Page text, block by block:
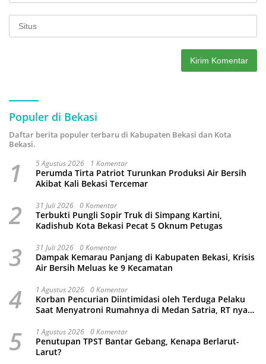
Populer di Bekasi
Daftar berita populer terbaru di Kabupaten Bekasi dan Kota
Bekasi.
1 5 Agustus 2026 1 Komentar
Perumda Tirta Patriot Turunkan Produksi Air Bersih
Akibat Kali Bekasi Tercemar
2 31 Juli 2026 0 Komentar
Terbukti Pungli Sopir Truk di Simpang Kartini,
Kadishub Kota Bekasi Pecat 5 Oknum Petugas
3 31 Juli 2026 0 Komentar
Dampak Kemarau Panjang di Kabupaten Bekasi, Krisis
Air Bersih Meluas ke 9 Kecamatan
4 1 Agustus 2026 0 Komentar
Korban Pencurian Diintimidasi oleh Terduga Pelaku
Saat Menyatroni Rumahnya di Medan Satria, RT nya
5 1 Agustus 2026 0 Komentar
Penutupan TPST Bantar Gebang, Kenapa Berlarut-
Larut?